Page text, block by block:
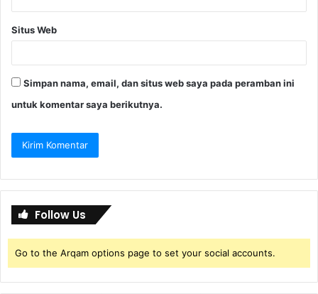
Situs Web
Simpan nama, email, dan situs web saya pada peramban ini
untuk komentar saya berikutnya.
Follow Us
Go to the Arqam options page to set your social accounts.